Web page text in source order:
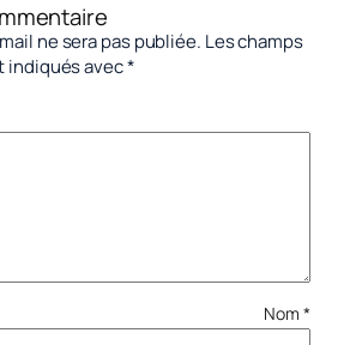
ne sera pas publiée. Les champs
indiqués avec*
Nom*